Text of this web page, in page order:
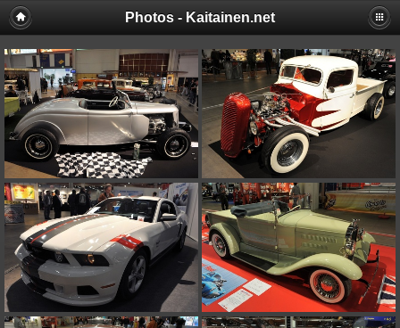
Photos - Kaitainen.net